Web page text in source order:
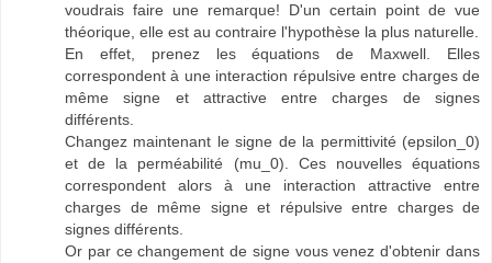
voudrais faire une remarque! D'un certain point de vue
théorique, elle est au contraire l'hypothèse la plus naturelle.
En effet, prenez les équations de Maxwell. Elles
correspondent à une interaction répulsive entre charges de
même signe et attractive entre charges de signes
différents.
Changez maintenant le signe de la permittivité (epsilon_0)
et de la perméabilité (mu_0). Ces nouvelles équations
correspondent alors à une interaction attractive entre
charges de même signe et répulsive entre charges de
signes différents.
Or par ce changement de signe vous venez d'obtenir dans